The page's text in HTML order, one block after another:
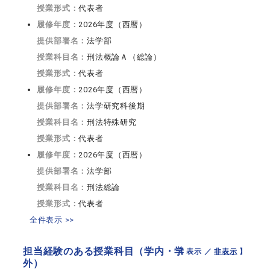
授業形式：代表者
履修年度：2026年度（西暦）
提供部署名：法学部
授業科目名：刑法概論Ａ（総論）
授業形式：代表者
履修年度：2026年度（西暦）
提供部署名：法学研究科後期
授業科目名：刑法特殊研究
授業形式：代表者
履修年度：2026年度（西暦）
提供部署名：法学部
授業科目名：刑法総論
授業形式：代表者
全件表示 >>
担当経験のある授業科目（学内・学
外）
【 表示 ／非表示 】